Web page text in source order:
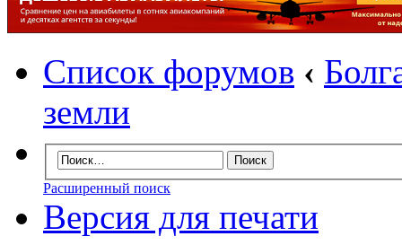
Список форумов ‹
земли
Расширенный поиск
Версия для печати